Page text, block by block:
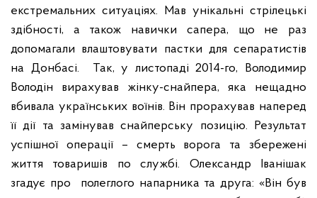
екстремальних ситуаціях. Мав унікальні стрілецькі
здібності, а також навички сапера, що не раз
допомагали влаштовувати пастки для сепаратистів
на Донбасі.
Так, у листопаді 2014-го, Володимир
Володін вирахував жінку-снайпера, яка нещадно
вбивала українських воїнів. Він прорахував наперед
її дії та замінував снайперську позицію. Результат
успішної операції – смерть ворога та збережені
життя товаришів по службі. Олександр Іванішак
згадує про полеглого напарника та друга: «Він був